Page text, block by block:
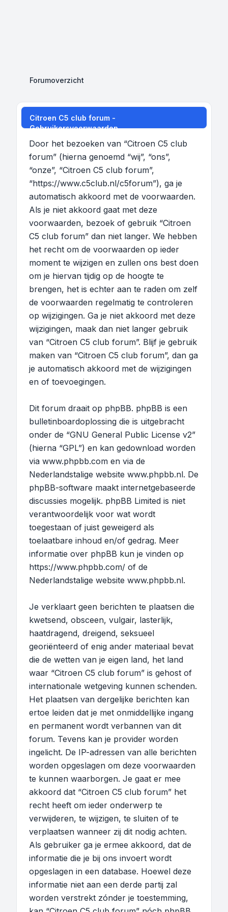
Forumoverzicht
Citroen C5 club forum -
Gebruikersvoorwaarden
Door het bezoeken van “Citroen C5 club
forum” (hierna genoemd “wij”, “ons”,
“onze”, “Citroen C5 club forum”,
“https://www.c5club.nl/c5forum”), ga je
automatisch akkoord met de voorwaarden.
Als je niet akkoord gaat met deze
voorwaarden, bezoek of gebruik “Citroen
C5 club forum” dan niet langer. We hebben
het recht om de voorwaarden op ieder
moment te wijzigen en zullen ons best doen
om je hiervan tijdig op de hoogte te
brengen, het is echter aan te raden om zelf
de voorwaarden regelmatig te controleren
op wijzigingen. Ga je niet akkoord met deze
wijzigingen, maak dan niet langer gebruik
van “Citroen C5 club forum”. Blijf je gebruik
maken van “Citroen C5 club forum”, dan ga
je automatisch akkoord met de wijzigingen
en of toevoegingen.
Dit forum draait op phpBB. phpBB is een
bulletinboardoplossing die is uitgebracht
onder de “GNU General Public License v2”
(hierna “GPL”) en kan gedownload worden
via www.phpbb.com en via de
Nederlandstalige website www.phpbb.nl. De
phpBB-software maakt internetgebaseerde
discussies mogelijk. phpBB Limited is niet
verantwoordelijk voor wat wordt
toegestaan of juist geweigerd als
toelaatbare inhoud en/of gedrag. Meer
informatie over phpBB kun je vinden op
https://www.phpbb.com/ of de
Nederlandstalige website www.phpbb.nl.
Je verklaart geen berichten te plaatsen die
kwetsend, obsceen, vulgair, lasterlijk,
haatdragend, dreigend, seksueel
georiënteerd of enig ander materiaal bevat
die de wetten van je eigen land, het land
waar “Citroen C5 club forum” is gehost of
internationale wetgeving kunnen schenden.
Het plaatsen van dergelijke berichten kan
ertoe leiden dat je met onmiddellijke ingang
en permanent wordt verbannen van dit
forum. Tevens kan je provider worden
ingelicht. De IP-adressen van alle berichten
worden opgeslagen om deze voorwaarden
te kunnen waarborgen. Je gaat er mee
akkoord dat “Citroen C5 club forum” het
recht heeft om ieder onderwerp te
verwijderen, te wijzigen, te sluiten of te
verplaatsen wanneer zij dit nodig achten.
Als gebruiker ga je ermee akkoord, dat de
informatie die je bij ons invoert wordt
opgeslagen in een database. Hoewel deze
informatie niet aan een derde partij zal
worden verstrekt zónder je toestemming,